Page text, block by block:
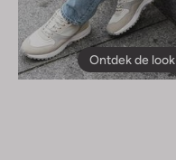
Ontdek de look